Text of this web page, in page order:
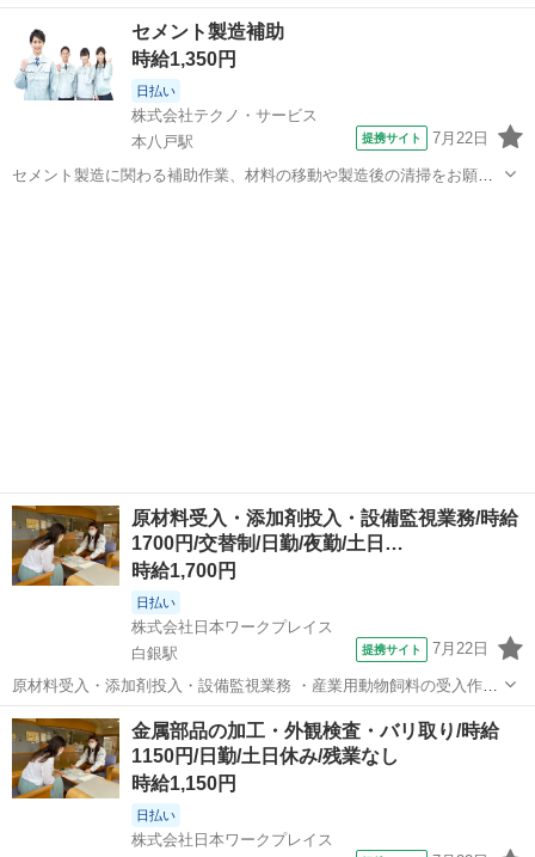
No.NS0222》 お仕事について フォークリフトを使用して入荷された材
料の受入や粉末材料の配合を行います。 ※業務の変更、就業場所の変
更の範囲、契約更新の基準に...
本八戸駅 その他
セメント製造補助
時給1,350円
日払い
株式会社テクノ・サービス
本八戸駅
提携サイト 7月22日
セメント製造に関わる補助作業、材料の移動や製造後の清掃をお願い
原材料受入・添加剤投入・設備監視業務/時給
1700円/交替制/日勤/夜勤/土日…
時給1,700円
日払い
株式会社日本ワークプレイス
白銀駅
提携サイト 7月22日
原材料受入・添加剤投入・設備監視業務 ・産業用動物飼料の受入作業
・配合時にビタミン・ミネラル等を投入する作業 ・製品抜取りし硬
度・水分含有量を測定 ・運転設備の監視、イレギュラー対応など付随
業務 ・施設内清掃作業 このお...
青森 八戸市 白銀駅 工場
金属部品の加工・外観検査・バリ取り/時給
1150円/日勤/土日休み/残業なし
時給1,150円
日払い
株式会社日本ワークプレイス